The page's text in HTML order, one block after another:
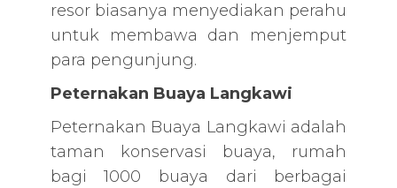
resor biasanya menyediakan perahu
untuk membawa dan menjemput
para pengunjung.
Peternakan Buaya Langkawi
Peternakan Buaya Langkawi adalah
taman konservasi buaya, rumah
bagi 1000 buaya dari berbagai